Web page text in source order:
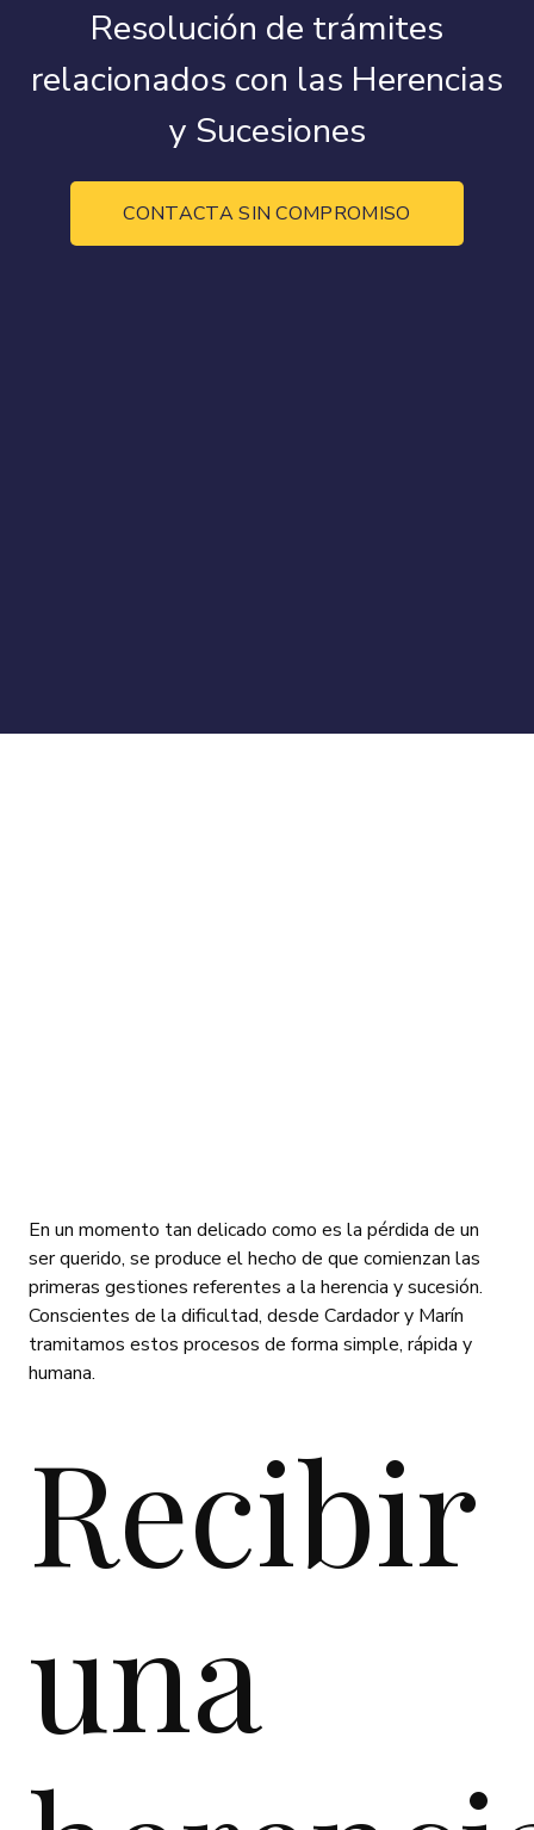
Resolución de trámites
relacionados con las Herencias
y Sucesiones
CONTACTA SIN COMPROMISO
En un momento tan delicado como es la pérdida de un
ser querido, se produce el hecho de que comienzan las
primeras gestiones referentes a la herencia y sucesión.
Conscientes de la dificultad, desde Cardador y Marín
tramitamos estos procesos de forma simple, rápida y
humana.
Recibir
una